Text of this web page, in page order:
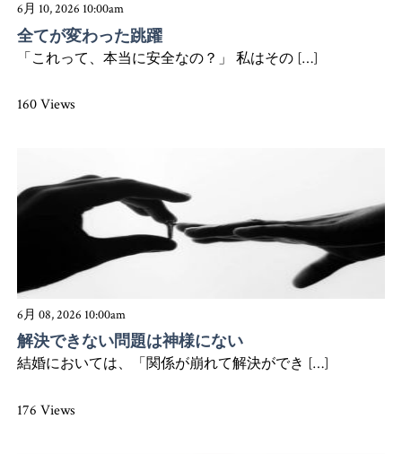
6月 10, 2026 10:00am
全てが変わった跳躍
「これって、本当に安全なの？」 私はその […]
160 Views
6月 08, 2026 10:00am
解決できない問題は神様にない
結婚においては、「関係が崩れて解決ができ […]
176 Views